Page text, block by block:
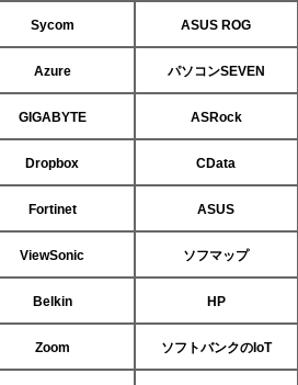
Sycom ASUS ROG
Azure パソコンSEVEN
GIGABYTE ASRock
Dropbox CData
Fortinet ASUS
ViewSonic ソフマップ
Belkin HP
Zoom ソフトバンクのIoT